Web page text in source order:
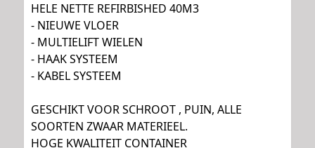
HELE NETTE REFIRBISHED 40M3
- NIEUWE VLOER
- MULTIELIFT WIELEN
- HAAK SYSTEEM
- KABEL SYSTEEM
GESCHIKT VOOR SCHROOT , PUIN, ALLE
SOORTEN ZWAAR MATERIEEL.
HOGE KWALITEIT CONTAINER